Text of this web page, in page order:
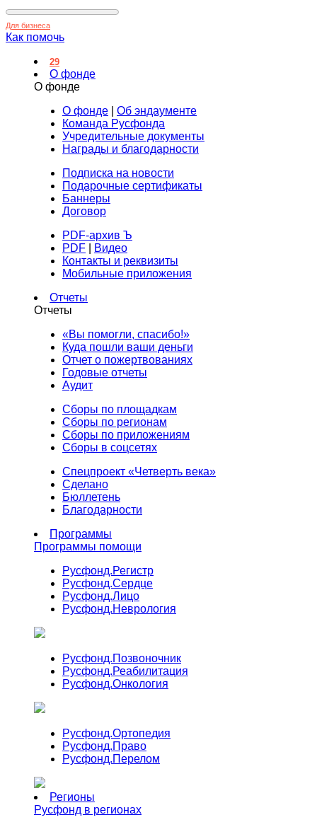
Для бизнеса
Как помочь
29
О фонде
О фонде
О фонде
Об эндаументе
Команда Русфонда
Учредительные документы
Награды и благодарности
Подписка на новости
Подарочные сертификаты
Баннеры
Договор
PDF-архив Ъ
PDF
Видео
Контакты и реквизиты
Мобильные приложения
Отчеты
Отчеты
«Вы помогли, спасибо!»
Куда пошли ваши деньги
Отчет о пожертвованиях
Годовые отчеты
Аудит
Сборы по площадкам
Сборы по регионам
Сборы по приложениям
Сборы в соцсетях
Спецпроект «Четверть века»
Сделано
Бюллетень
Благодарности
Программы
Программы помощи
Русфонд.Регистр
Русфонд.Сердце
Русфонд.Лицо
Русфонд.Неврология
Русфонд.Позвоночник
Русфонд.Реабилитация
Русфонд.Онкология
Русфонд.Ортопедия
Русфонд.Право
Русфонд.Перелом
Регионы
Русфонд в регионах